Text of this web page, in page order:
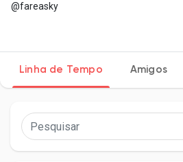
@fareasky
Linha de Tempo Amigos